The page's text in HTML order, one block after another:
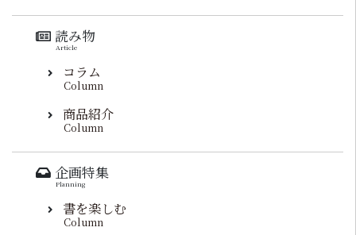
読み物
Article
コラム
Column
商品紹介
Column
企画特集
Planning
書を楽しむ
Column